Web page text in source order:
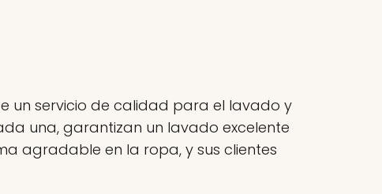
un servicio de calidad para el lavado y
una, garantizan un lavado excelente
agradable en la ropa, y sus clientes